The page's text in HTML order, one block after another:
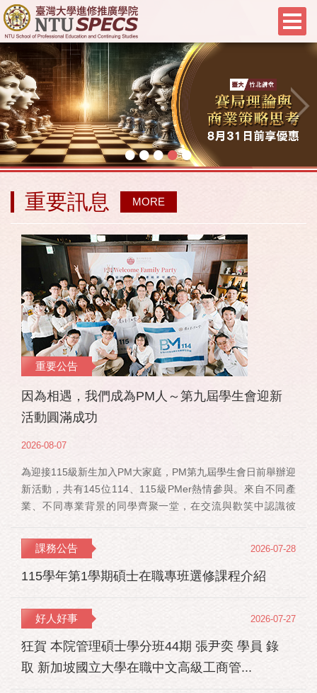
•••••
重要訊息 MORE
重要公告
因為相遇，我們成為PM人～第九屆學生會迎新
活動圓滿成功
2026-08-07
為迎接115級新生加入PM大家庭，PM第九屆學生會日前舉辦迎
新活動，共有145位114、115級PMer熱情參與。來自不同產
業、不同專業背景的同學齊聚一堂，在交流與歡笑中認識彼
謝郭佳瑋院長、PMBA孔令傑主任及PMBM何佳安主任蒞臨現
場，給予115 級新生勉勵與祝福；PMLBA謝煜偉主任雖人在國
外進修，也特別捎來祝福，為即將...
課務公告
115學年第1學期碩士在職專班選修課程介紹
2026-07-28
好人好事
狂賀 本院管理碩士學分班44期 張尹奕 學員 錄
取 新加坡國立大學在職中文高級工商管...
2026-07-27